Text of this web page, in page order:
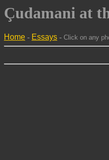
Çudamani at
Home - Essays - Click on any